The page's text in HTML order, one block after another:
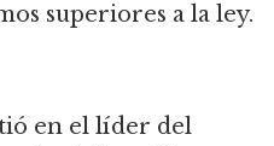
superiores a la ley.
en el líder del